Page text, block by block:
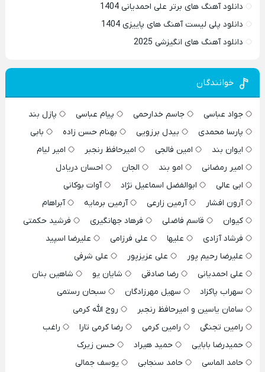
دانلود آهنگ های برتر علی احمدیانی 1404
دانلود پلی لیست آهنگ های پاییزی 1404
دانلود آهنگ های انگیزشی 2025
خوانندگان
جواد عباسی جاسم خدارحمی پیام عباسی
پازل بند
پارسا محمدی
بیدل برزویی بهنام حسن زاده
بابی
ایوان بند
امین فالجی امیرحافظ رنجبر
امیر لیام
امیر رمضانی
امو بند الجان
احسان دریادل
ابی عالی
ابوالفضل اسماعیل نژاد
آوات بوکانی
آرون افشار
آرمین زارعی آرمین برمایه
آبراهام
کیوان
قاسم فاضلی فرهاد جهانگیری
فرشید حکمتی
فرشاد آزادی
علیها علی فرزامی
علیرضا اسپید
علیرضا رحیم پور
علی عزیزپور
علی شرفی
علی احمدیانی
رضا صادقی شایان یو
شاهین بنان
سهراب پاکزاد
سهیل مهرزادگان
سبحان رستمی
سامان یاسین و امیرحافظ رنجبر
روح الله کرمی
رامین تجنگی
رامین کرمی رضا کرمی تارا
راغب
حمیدرضا بابایی
حمید هیراد
حسن زیرک
حامد الماسی
حامد سنجابی
یوسف جمالی